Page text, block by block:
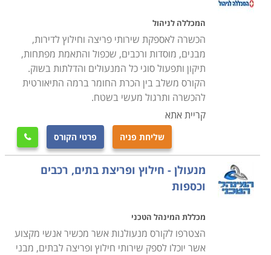
מנת שתוכלו להתחיל בקריירה מצליחה מייד לאחר הקורס.
המכללה לניהול
הכשרה לאספקת שירותי פריצה וחילוץ לדירות,
מבנים, מוסדות ורכבים, שכפול והתאמת מפתחות,
תיקון ותפעול סוגי כל המנעולים והדלתות בשוק.
הקורס משלב בין הכרת החומר ברמה התיאורטית
להכשרה ותרגול מעשי בשטח.
קריית אתא
שליחת פניה פרטי הקורס 
מנעולן - חילוץ ופריצת בתים, רכבים
וכספות
מכללת המינהל הטכני
הצטרפו לקורס מנעולנות אשר מכשיר אנשי מקצוע
אשר יוכלו לספק שירותי חילוץ ופריצה לבתים, מבני